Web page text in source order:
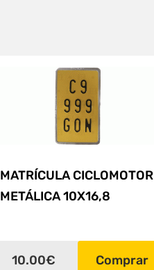
MATRÍCULA CICLOMOTOR
METÁLICA 10X16,8
10.00€ Comprar